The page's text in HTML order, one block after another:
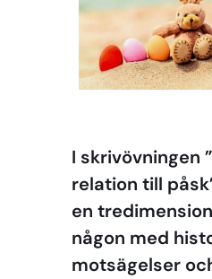
I skrivövningen
relation till
en
någon med
motsägelser